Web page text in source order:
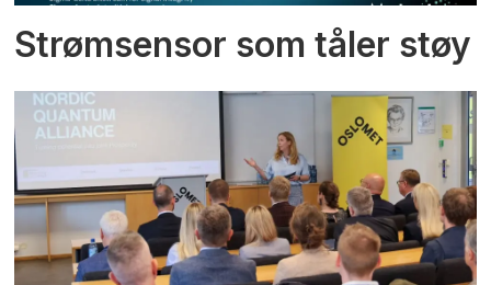
Strømsensor som tåler støy